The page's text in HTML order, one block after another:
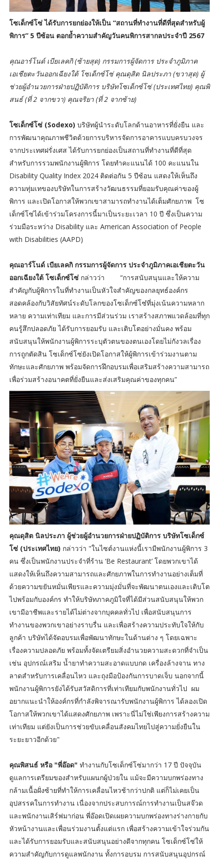
โซเด็กซ์โซ่ ได้รับการยกย่องให้เป็น “สถานที่ทำงานที่ดีที่สุดสำหรับผู้
พิการ” 5 ปีซ้อน ตอกย้ำความสำคัญวันคนพิการสากลประจำปี 2567
คุณอาร์โนด์ เบียเลคกิ (ซ้ายสุด) กรรมการผู้จัดการ ประจำภูมิภาค
เอเชียตะวันออกเฉียงใต้ โซเด็กซ์โซ่ คุณดุสิต นิลประภา (ขวาสุด) ผู้
ช่วยผู้อำนวยการฝ่ายปฏิบัติการ บริษัทโซเด็กซ์โซ่ (ประเทศไทย) คุณพิ
สนธ์ (ที่ 2 จากขวา) คุณจริยา (ที่ 2 จากซ้าย)
โซเด็กซ์โซ่ (Sodexo) บริษัทผู้นำระดับโลกด้านอาหารที่ยั่งยืน และ
การพัฒนาคุณภาพชีวิตด้วยการบริหารจัดการอาคารแบบครบวงจร
จากประเทศฝรั่งเศส ได้รับการยกย่องเป็นสถานที่ทำงานที่ดีที่สุด
สำหรับการรวมพนักงานผู้พิการ โดยทำคะแนนได้ 100 คะแนนใน
Disability Quality Index 2024 ติดต่อกัน 5 ปีซ้อน แสดงให้เห็นถึง
ความทุ่มเทของบริษัทในการสร้างวัฒนธรรมที่ยอมรับคุณค่าของผู้
พิการ และเปิดโอกาสให้พวกเขาสามารถทำงานได้เต็มศักยภาพ โซ
เด็กซ์โซ่ได้เข้าร่วมโครงการนี้มาเป็นระยะเวลา 10 ปี ซึ่งเป็นความ
ร่วมมือระหว่าง Disability และ American Association of People
with Disabilities (AAPD)
คุณอาร์โนด์ เบียเลคกิ กรรมการผู้จัดการ ประจำภูมิภาคเอเชียตะวัน
ออกเฉียงใต้ โซเด็กซ์โซ่ กล่าวว่า “การสนับสนุนและให้ความ
สำคัญกับผู้พิการในที่ทำงานเป็นหัวใจสำคัญของกลยุทธ์องค์กร
สอดคล้องกับวิสัยทัศน์ระดับโลกของโซเด็กซ์โซ๋ที่มุ่งเน้นความหลาก
หลาย ความเท่าเทียม และการมีส่วนร่วม เราสร้างสภาพแวดล้อมที่ทุก
คนรู้สึกปลอดภัย ได้รับการยอมรับ และเติบโตอย่างมั่นคง พร้อม
สนับสนุนให้พนักงานผู้พิการระบุตัวตนของตนเองโดยไม่กังวลเรื่อง
การถูกตัดสิน โซเด็กซ์โซ่ยังเปิดโอกาสให้ผู้พิการเข้าร่วมงานตาม
ทักษะและศักยภาพ พร้อมจัดการฝึกอบรมเพื่อเสริมสร้างความสามารถ
เพื่อร่วมสร้างอนาคตที่ยั่งยืนและส่งเสริมคุณค่าของทุกคน”
คุณดุสิต นิลประภา ผู้ช่วยผู้อำนวยการฝ่ายปฏิบัติการ บริษัทโซเด็กซ์
โซ่ (ประเทศไทย) กล่าวว่า "ในไซต์งานแห่งนี้เรามีพนักงานผู้พิการ 3
คน ซึ่งเป็นพนักงานประจำที่ร้าน ‘Be Restaurant’ โดยพวกเขาได้
แสดงให้เห็นถึงความสามารถและศักยภาพในการทำงานอย่างเต็มที่
ด้วยความขยันหมั่นเพียรและความมุ่งมั่นที่จะพัฒนาตนเองและเติบโต
ไปพร้อมกับองค์กร ทำให้บริษัทภาคภูมิใจที่ได้มีส่วนสนับสนุนให้พวก
เขามีอาชีพและรายได้ไม่ต่างจากบุคคลทั่วไป เพื่อสนับสนุนการ
ทำงานของพวกเขาอย่างราบรื่น และเพื่อสร้างความประทับใจให้กับ
ลูกค้า บริษัทได้จัดอบรมเพื่อพัฒนาทักษะในด้านต่าง ๆ โดยเฉพาะ
เรื่องความปลอดภัย พร้อมทั้งจัดเตรียมสิ่งอำนวยความสะดวกที่จำเป็น
เช่น อุปกรณ์เสริม น้ำยาทำความสะอาดแบบกด เครื่องล้างจาน ทาง
ลาดสำหรับการเคลื่อนไหว และถุงมือป้องกันการบาดเจ็บ นอกจากนี้
พนักงานผู้พิการยังได้รับสวัสดิการที่เท่าเทียมกับพนักงานทั่วไป ผม
อยากแนะนำให้องค์กรที่กำลังพิจารณารับพนักงานผู้พิการ ได้ลองเปิด
โอกาสให้พวกเขาได้แสดงศักยภาพ เพราะนี่ไม่ใช่เพียงการสร้างความ
เท่าเทียม แต่ยังเป็นการช่วยขับเคลื่อนสังคมไทยไปสู่ความยั่งยืนใน
ระยะยาวอีกด้วย"
คุณพิสนธ์ หรือ "พี่อ๊อด" ทำงานกับโซเด็กซ์โซ่มากว่า 17 ปี ปัจจุบัน
ดูแลการเตรียมของสำหรับแผนกผู้ป่วยใน แม้จะมีความบกพร่องทาง
กล้ามเนื้อฝั่งซ้ายที่ทำให้การเคลื่อนไหวช้ากว่าปกติ แต่ก็ไม่เคยเป็น
อุปสรรคในการทำงาน เนื่องจากประสบการณ์การทำงานเป็นสจ๊วด
และพนักงานเสิร์ฟมาก่อน พี่อ๊อดเปิดเผยความบกพร่องทางร่างกายกับ
หัวหน้างานและเพื่อนร่วมงานตั้งแต่แรก เพื่อสร้างความเข้าใจร่วมกัน
และได้รับการยอมรับและสนับสนุนอย่างดีจากทุกคน โซเด็กซ์โซ่ให้
ความสำคัญกับการดูแลพนักงาน ทั้งการอบรม การสนับสนุนอุปกรณ์